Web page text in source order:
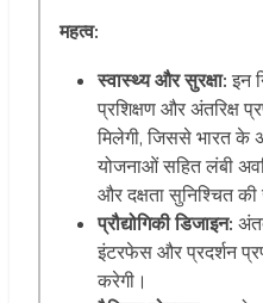
महत्व:
स्वास्थ्य और सुरक्षा:इन
प्रशिक्षण और अंतरिक्ष
मिलेगी, जिससे भारत के
योजनाओं सहित लंबी
और दक्षता सुनिश्चित
प्रौद्योगिकी डिजाइन:
इंटरफेस और प्रदर्शन
करेगी।